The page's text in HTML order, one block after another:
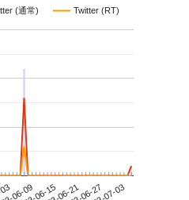
(通常) Twitter (RT)